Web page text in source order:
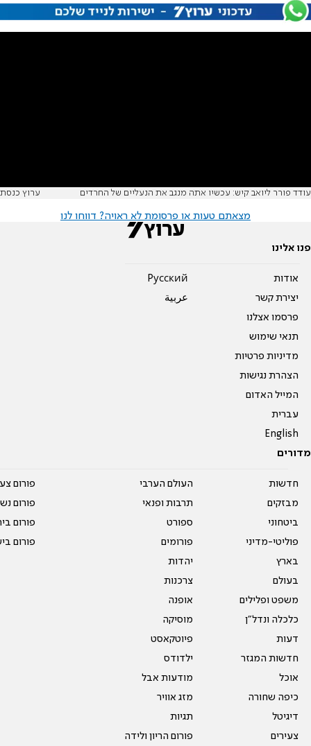
עודד פורר ליואב קיש: עכשיו אתה מנגב את הנעליים של החרדים ערוץ כנסת
מצאתם טעות או פרסומת לא ראויה? דווחו לנו
פנו אלינו
אודות
יצירת קשר
פרסמו אצלנו
תנאי שימוש
מדיניות פרטיות
הצהרת נגישות
המייל האדום
עברית
English
Pусский
عربية
מדורים
חדשות
מבזקים
ביטחוני
פוליטי-מדיני
בארץ
בעולם
משפט ופלילים
כלכלה ונדל"ן
דעות
חדשות המגזר
אוכל
כיפה שחורה
דיגיטל
צעירים
העולם הערבי
תרבות ופנאי
ספורט
פורומים
יהדות
צרכנות
אופנה
מוסיקה
פיוטקאסט
ילדודס
מודעות אבל
מזג אוויר
תגיות
פורום הריון ולידה
פורום
פורום
פורום
פורום